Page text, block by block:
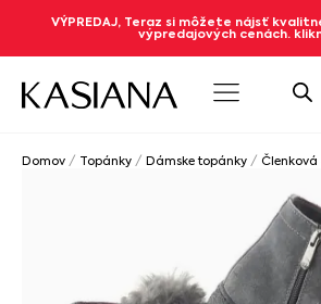
VÝPREDAJ, Teraz si môžete nájsť
výpredajových cenách.
Domov / Topánky / Dámske topánky / Členková